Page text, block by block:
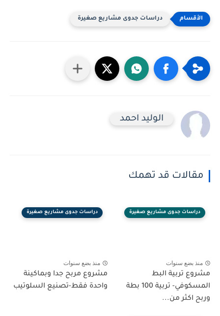
دراسات جدوى مشاريع صغيرة
الوليد احمد
مقالات قد تهمك
دراسات جدوى مشاريع صغيرة
منذ بضع سنوات
مشروع تربية البط
المسكوفي- تربية 100 بطة
وربح اكثر من...
دراسات جدوى مشاريع صغيرة
منذ بضع سنوات
مشروع مربح جدا وبماكينة
واحدة فقط-تصنيع السلوتيب